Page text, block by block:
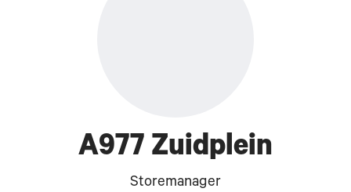
A977 Zuidplein
Storemanager